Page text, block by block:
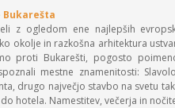
Bukarešta
z ogledom ene najlepših
okolje in razkošna arhitektura
proti Bukarešti, pogosto
mestne znamenitosti:
drugo največjo stavbo na svetu
hotela. Namestitev, večerja in